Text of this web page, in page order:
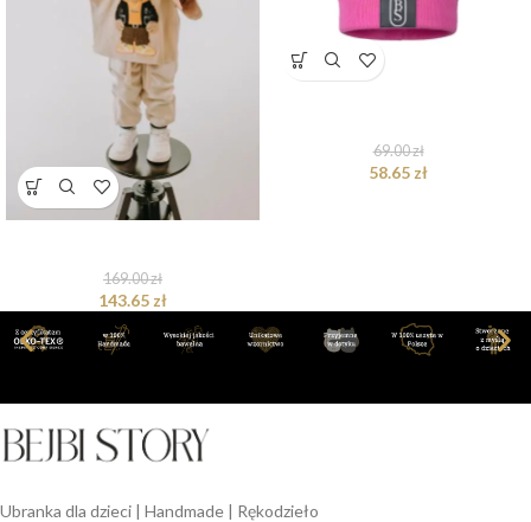
169.00zł
143.65 zł
69.00zł
58.65 zł
Ubranka dla dzieci | Handmade | Rękodzieło